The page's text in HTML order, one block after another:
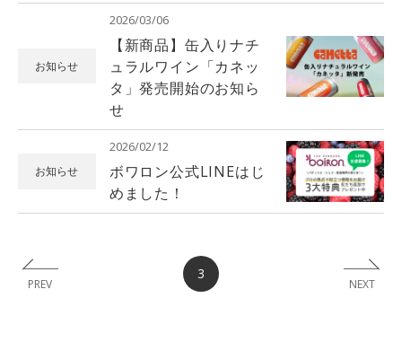
お知らせ
2026/03/06
【新商品】缶入りナチ
ュラルワイン「カネッ
タ」発売開始のお知ら
せ
お知らせ
2026/02/12
ボワロン公式LINEはじ
めました！
PREV
3
NEXT